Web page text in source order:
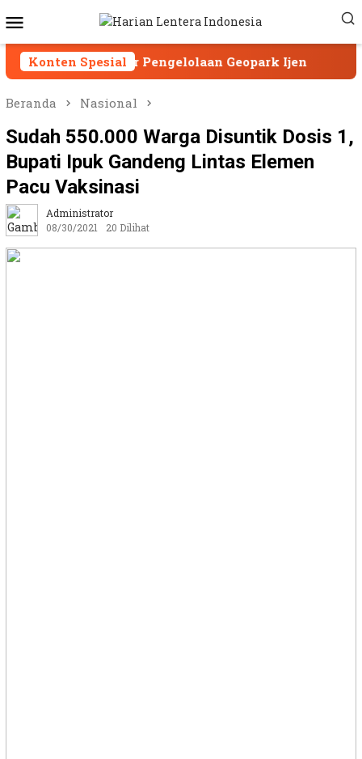
ke
kontenMobile
Konten Spesial
Standar Pengelolaan Geopark Ijen Geopark
Beranda Nasional
Sudah 550.000 Warga Disuntik Dosis 1,
Bupati Ipuk Gandeng Lintas Elemen
Pacu Vaksinasi
Administrator
08/30/2021
20 Dilihat